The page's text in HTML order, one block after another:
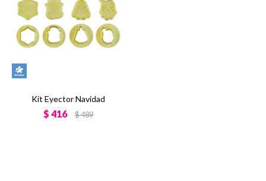
Kit Eyector Navidad
$ 416 $489